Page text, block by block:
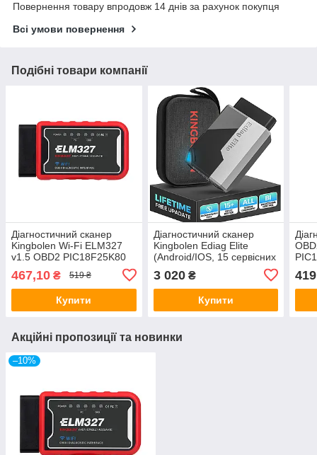
Повернення товару впродовж 14 днів за рахунок покупця
Всі умови повернення
Подібні товари компанії
Діагностичний сканер
Kingbolen Wi-Fi ELM327
v1.5 OBD2 PIC18F25K80
467,10 ₴ 519 ₴
Купити
Діагностичний сканер
Kingbolen Ediag Elite
(Android/IOS, 15 сервісних
оновлення, тести, CAN
FD)
3 020₴
Купити
419
Акційні пропозиції та новинки
–10%